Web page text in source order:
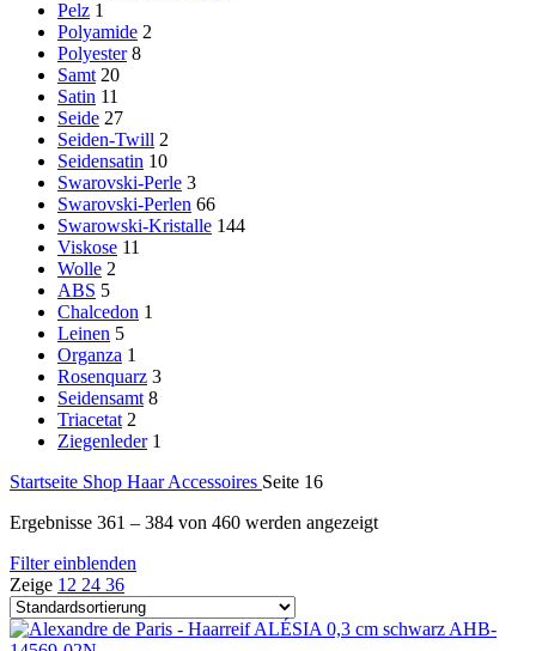
Pelz 1
Polyamide 2
Polyester 8
Samt 20
Satin 11
Seide 27
Seiden-Twill 2
Seidensatin 10
Swarovski-Perle 3
Swarovski-Perlen 66
Swarowski-Kristalle 144
Viskose 11
Wolle 2
ABS 5
Chalcedon 1
Leinen 5
Organza 1
Rosenquarz 3
Seidensamt 8
Triacetat 2
Ziegenleder 1
Startseite Shop Haar Accessoires Seite 16
Ergebnisse 361 – 384 von 460 werden angezeigt
Filter einblenden
Zeige 12 24 36